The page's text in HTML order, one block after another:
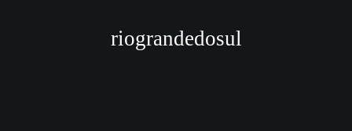
riograndedosul